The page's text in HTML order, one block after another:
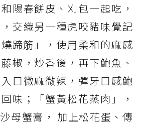
陽春餅皮、刈包一起吃，
交織另一種虎咬豬味覺記
蹄筋」，使用柔和的麻感
椒，炒香後，再下鮑魚、
口微麻微辣，彈牙口感鮑
味；「蟹黃松花蒸肉」，
母蟹膏， 加上松花蛋、傳